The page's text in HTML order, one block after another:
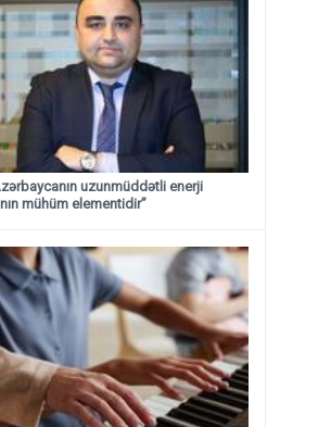
uzunmüddətli enerji
mühüm elementidir”